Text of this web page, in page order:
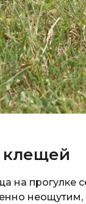
клещей
на прогулке
неощутим,